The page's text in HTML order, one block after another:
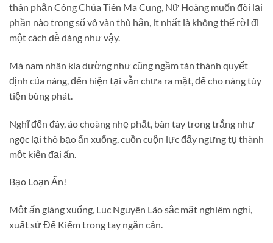
thân phận Công Chúa Tiên Ma Cung, Nữ Hoàng muốn đòi lại
phần nào trong số vô vàn thù hận, ít nhất là không thể rời đi
một cách dễ dàng như vậy.
Mà nam nhân kia dường như cũng ngầm tán thành quyết
định của nàng, đến hiện tại vẫn chưa ra mặt, để cho nàng tùy
tiện bùng phát.
Nghĩ đến đây, áo choàng nhẹ phất, bàn tay trong trắng như
ngọc lại thô bạo ấn xuống, cuồn cuộn lực đẩy ngưng tụ thành
một kiện đại ấn.
Bạo Loạn Ấn!
Một ấn giáng xuống, Lục Nguyên Lão sắc mặt nghiêm nghị,
xuất sử Đế Kiếm trong tay ngăn cản.